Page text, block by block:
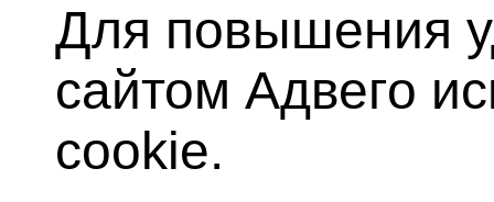
Для повышения
сайтом Адвего
cookie.